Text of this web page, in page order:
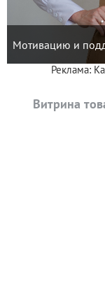
Мотивацию и
Реклама:
Витрина